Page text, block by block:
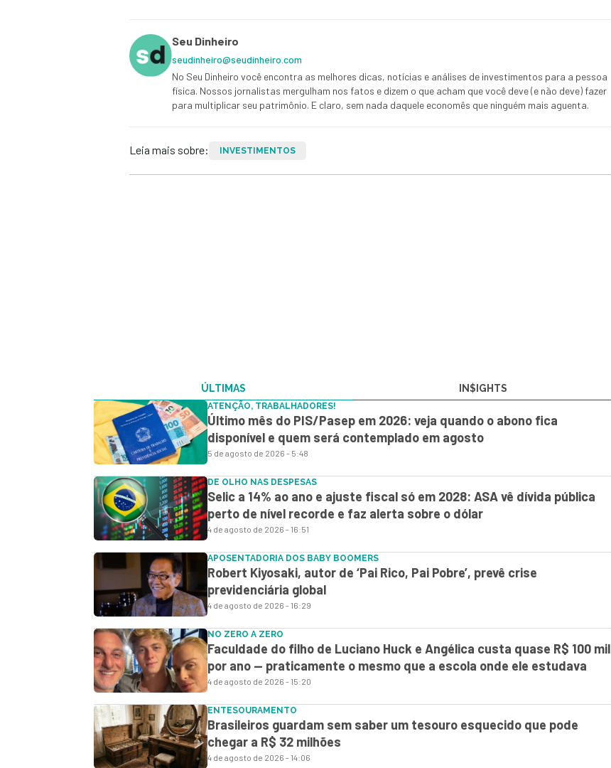
Seu Dinheiro
seudinheiro@seudinheiro.com
No Seu Dinheiro você encontra as melhores dicas, notícias e análises de investimentos para a pessoa
física. Nossos jornalistas mergulham nos fatos e dizem o que acham que você deve (e não deve) fazer
para multiplicar seu patrimônio. E claro, sem nada daquele economês que ninguém mais aguenta.
Leia mais sobre: INVESTIMENTOS
ÚLTIMAS IN$IGHTS
ATENÇÃO, TRABALHADORES!
Último mês do PIS/Pasep em 2026: veja quando o abono fica
disponível e quem será contemplado em agosto
5 de agosto de 2026 - 5:48
DE OLHO NAS DESPESAS
Selic a 14% ao ano e ajuste fiscal só em 2028: ASA vê dívida pública
perto de nível recorde e faz alerta sobre o dólar
4 de agosto de 2026 - 16:51
APOSENTADORIA DOS BABY BOOMERS
Robert Kiyosaki, autor de ‘Pai Rico, Pai Pobre’, prevê crise
previdenciária global
4 de agosto de 2026 - 16:29
NO ZERO A ZERO
Faculdade do filho de Luciano Huck e Angélica custa quase R$ 100 mil
por ano — praticamente o mesmo que a escola onde ele estudava
4 de agosto de 2026 - 15:20
ENTESOURAMENTO
Brasileiros guardam sem saber um tesouro esquecido que pode
chegar a R$ 32 milhões
4 de agosto de 2026 - 14:06